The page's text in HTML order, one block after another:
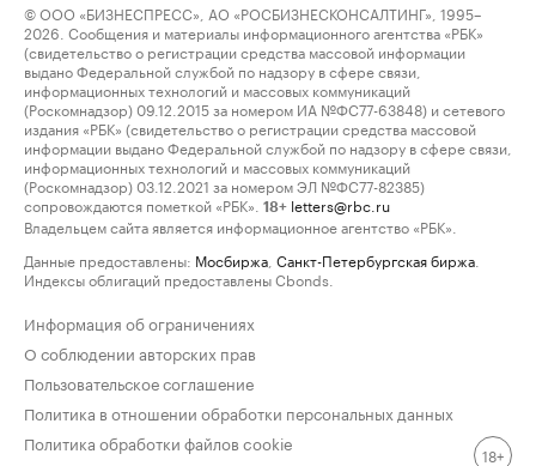
© ООО «БИЗНЕСПРЕСС», АО «РОСБИЗНЕСКОНСАЛТИНГ», 1995–
2026. Сообщения и материалы информационного агентства «РБК»
(свидетельство о регистрации средства массовой информации
выдано Федеральной службой по надзору в сфере связи,
информационных технологий и массовых коммуникаций
(Роскомнадзор) 09.12.2015 за номером ИА №ФС77-63848) и сетевого
издания «РБК» (свидетельство о регистрации средства массовой
информации выдано Федеральной службой по надзору в сфере связи,
информационных технологий и массовых коммуникаций
(Роскомнадзор) 03.12.2021 за номером ЭЛ №ФС77-82385)
сопровождаются пометкой «РБК».
18+ letters@rbc.ru
Владельцем сайта является информационное агентство «РБК».
Данные предоставлены: Мосбиржа Санкт-Петербургская биржа
Индексы облигаций предоставлены Cbonds.
Информация об ограничениях
О соблюдении авторских прав
Пользовательское соглашение
Политика в отношении обработки персональных данных
Политика обработки файлов cookie
18+